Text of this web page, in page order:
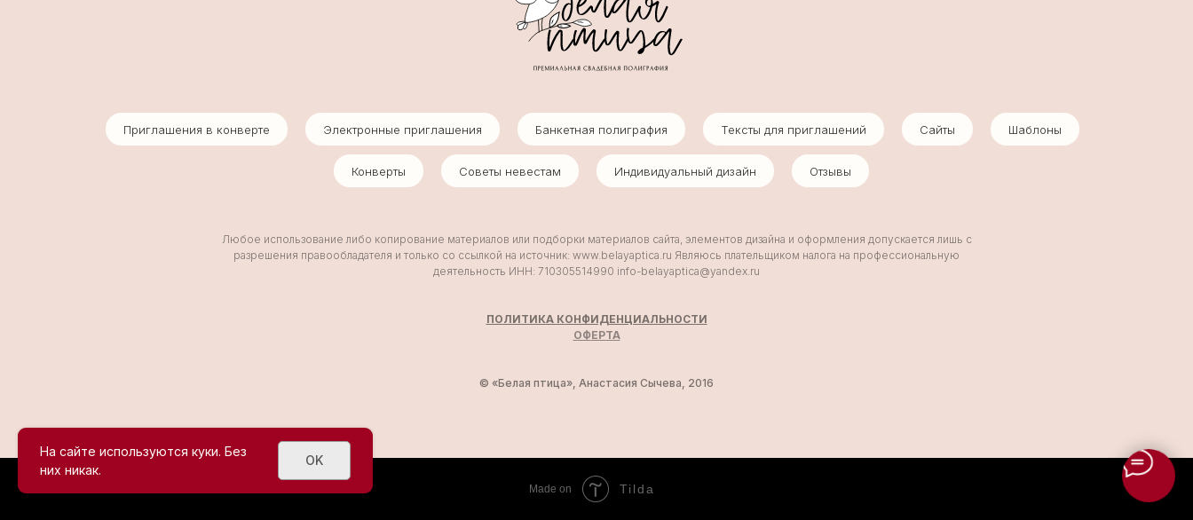
Приглашения в конверте Электронные приглашения Банкетная полиграфия Тексты для приглашений Сайты Шаблоны
Конверты Советы невестам Индивидуальный дизайн Отзывы
Любое использование либо копирование материалов или подборки материалов сайта, элементов дизайна и оформления допускается лишь с
разрешения правообладателя и только со ссылкой на источник: www.belayaptica.ru Являюсь плательщиком налога на профессиональную
деятельность ИНН: 710305514990 info-belayaptica@yandex.ru
ПОЛИТИКА КОНФИДЕНЦИАЛЬНОСТИ
ОФЕРТА
© «Белая птица», Анастасия Сычева, 2016
На сайте используются куки. Без
них никак.
OK
Made on Tilda